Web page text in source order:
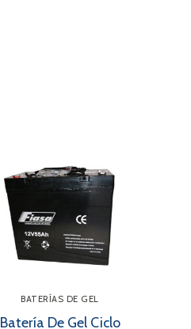
BATERÍAS DE GEL
Batería De Gel Ciclo